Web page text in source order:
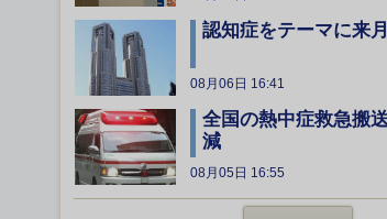
認知症をテーマに来
08月06日 16:41
全国の熱中症救急搬
減
08月05日 16:55